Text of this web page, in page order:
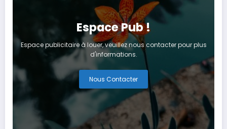
Espace Pub !
Espace publicitaire à louer, veuillez nous contacter pour plus
d'informations.
Nous Contacter